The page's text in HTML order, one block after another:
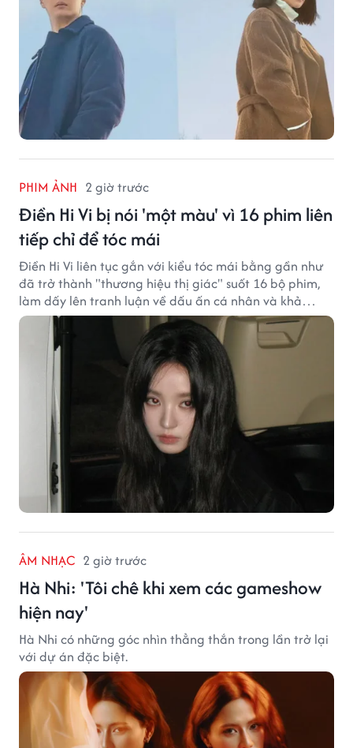
PHIM ẢNH 2 giờ trước
Điền Hi Vi bị nói 'một màu' vì 16 phim liên
tiếp chỉ để tóc mái
Điền Hi Vi liên tục gắn với kiểu tóc mái bằng gần như
đã trở thành "thương hiệu thị giác" suốt 16 bộ phim,
làm dấy lên tranh luận về dấu ấn cá nhân và khả
năng biến hóa trên màn ảnh.
ÂM NHẠC 2 giờ trước
Hà Nhi: 'Tôi chê khi xem các gameshow
hiện nay'
Hà Nhi có những góc nhìn thẳng thắn trong lần trở lại
với dự án đặc biệt.